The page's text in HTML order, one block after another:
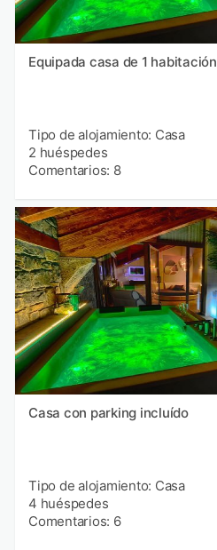
Equipada casa de 1 habitación
Tipo de alojamiento: Casa
2 huéspedes
Comentarios: 8
Casa con parking incluído
Tipo de alojamiento: Casa
4 huéspedes
Comentarios: 6